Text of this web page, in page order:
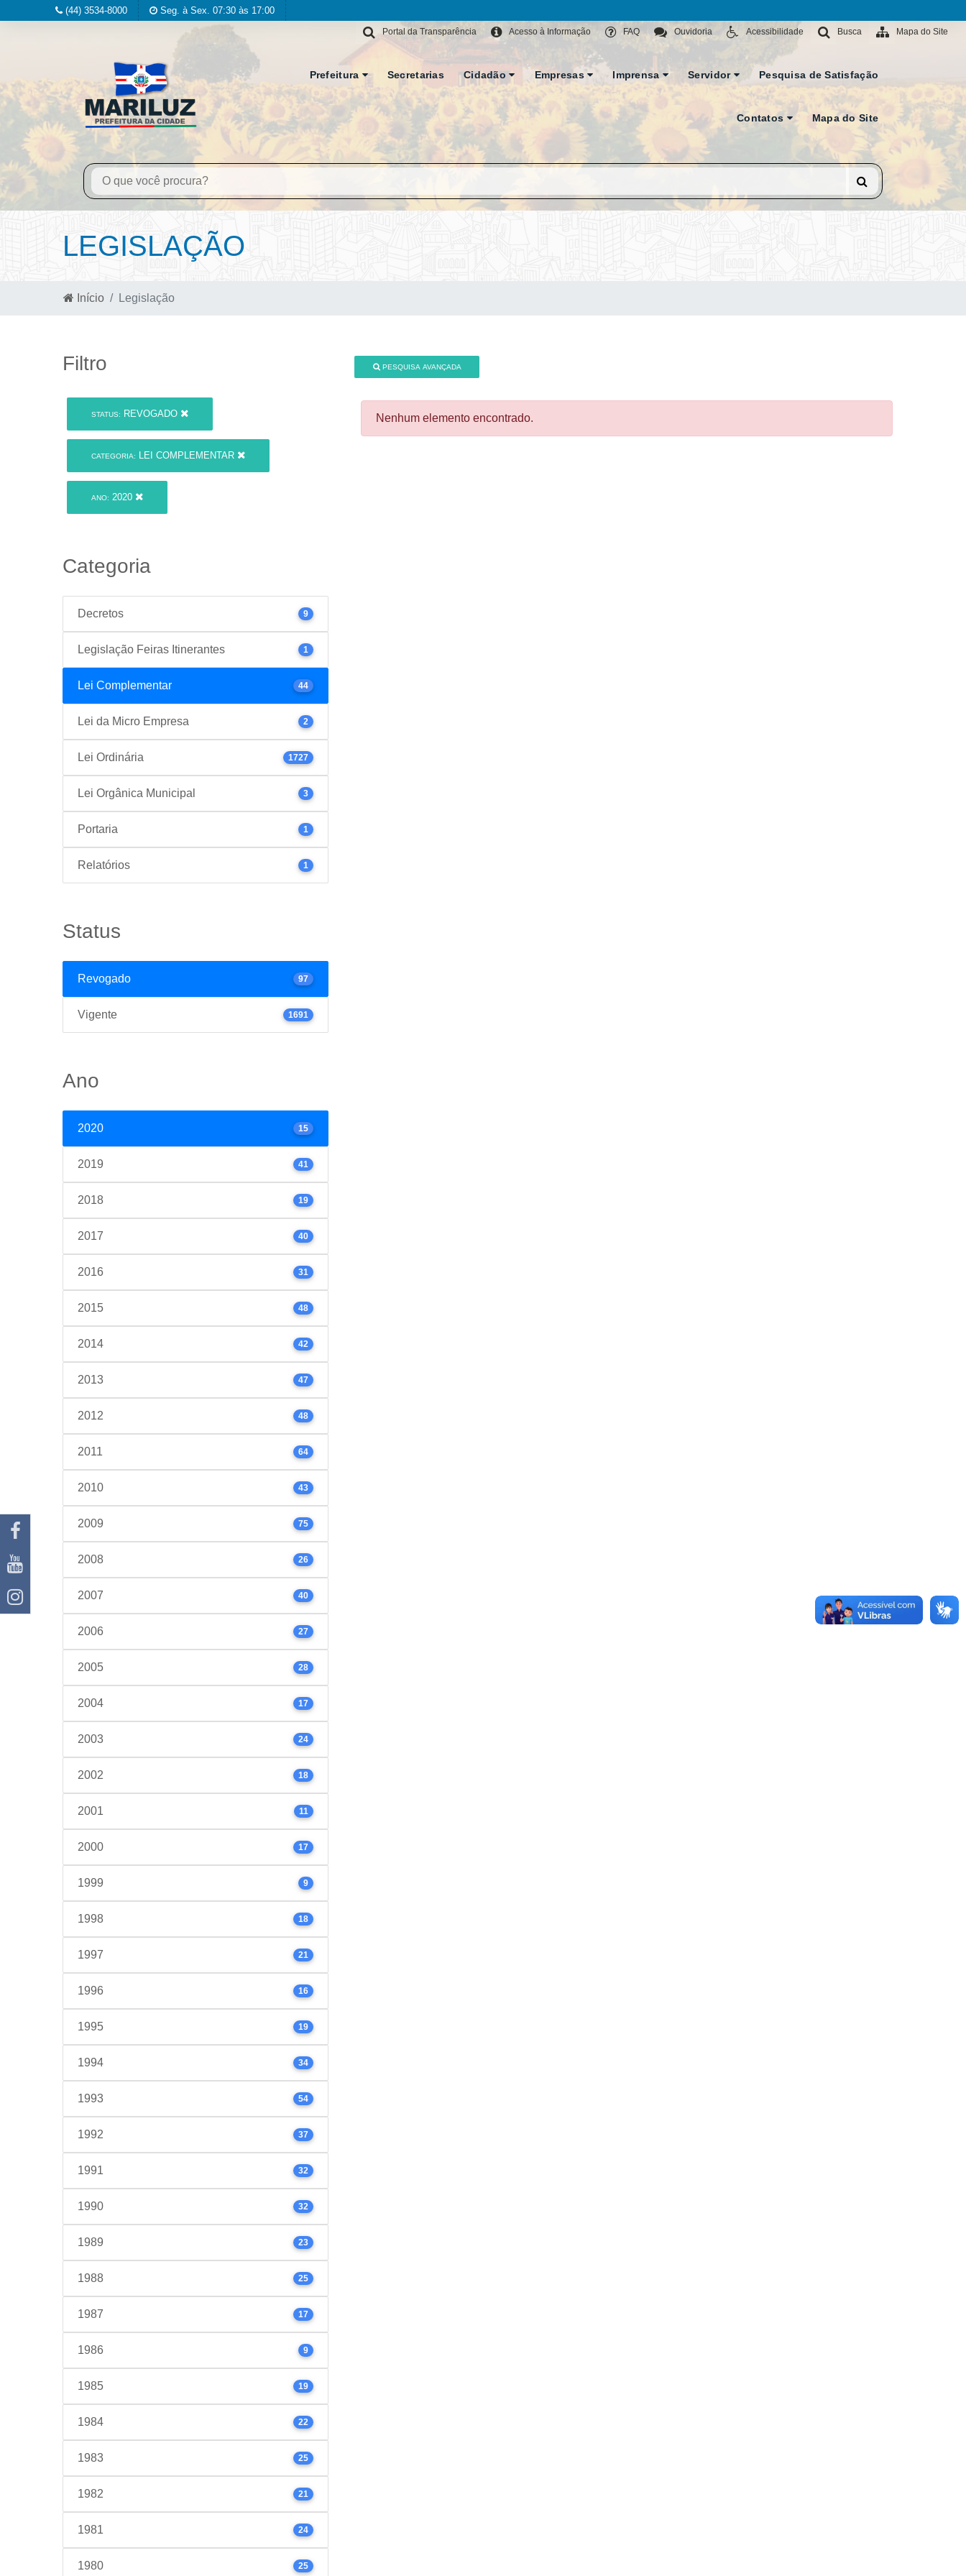
(44) 3534-8000 Seg. à Sex. 07:30 às 17:00
Mapa do Site
Busca
Acessibilidade
Ouvidoria
FAQ
Acesso à Informação
Portal da Transparência
Prefeitura Secretarias Cidadão Empresas Imprensa Servidor Pesquisa de Satisfação
Contatos Mapa do Site
LEGISLAÇÃO
Início Legislação
Filtro
STATUS: REVOGADO
CATEGORIA: LEI COMPLEMENTAR
ANO: 2020
Categoria
Decretos 9
Legislação Feiras Itinerantes 1
Lei Complementar 44
Lei da Micro Empresa 2
Lei Ordinária 1727
Lei Orgânica Municipal 3
Portaria 1
Relatórios 1
Status
Revogado 97
Vigente 1691
Ano
2020 15
2019 41
2018 19
2017 40
2016 31
2015 48
2014 42
2013 47
2012 48
2011 64
2010 43
2009 75
2008 26
2007 40
2006 27
2005 28
2004 17
2003 24
2002 18
2001 11
2000 17
1999 9
1998 18
1997 21
1996 16
1995 19
1994 34
1993 54
1992 37
1991 32
1990 32
1989 23
1988 25
1987 17
1986 9
1985 19
1984 22
1983 25
1982 21
1981 24
1980 25
PESQUISA AVANÇADA
Nenhum elemento encontrado.